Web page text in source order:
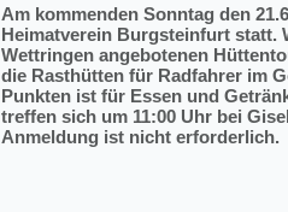
Am kommenden Sonntag den
Heimatverein Burgsteinfurt statt.
Wettringen angebotenen
die Rasthütten für Radfahrer im
Punkten ist für Essen und
treffen sich um 11:00 Uhr bei
Anmeldung ist nicht erforderlich.